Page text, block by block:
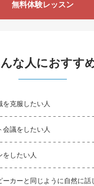
無料体験レッスン
な人におすす
克服したい人
議をしたい人
をしたい人
ーカーと同じように自然に話